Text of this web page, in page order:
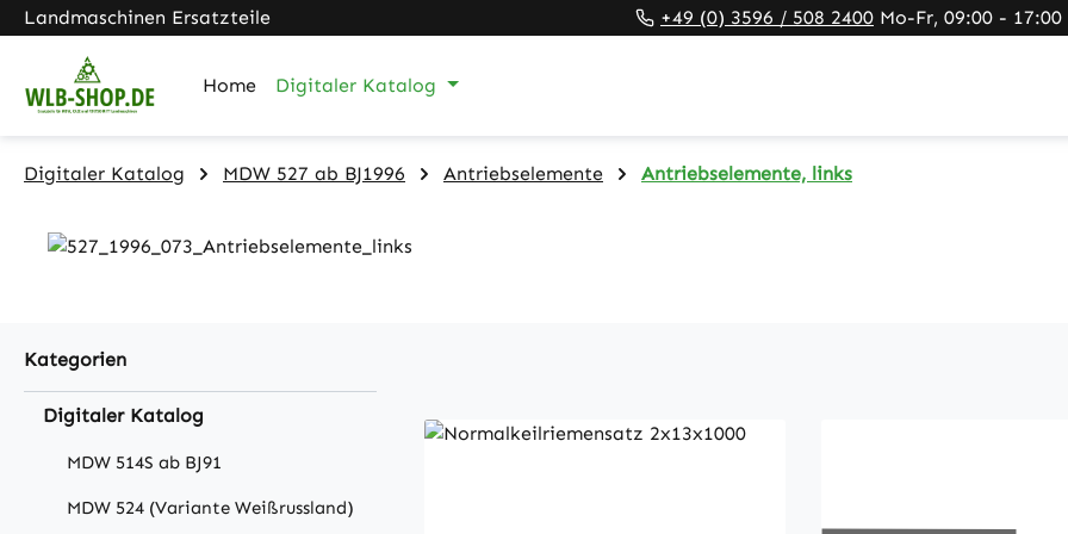
Hauptinhalt springen
Zur Suche springen
Zur Hauptnavigation springen
Landmaschinen Ersatzteile +49 (0) 3596 / 508 2400 Mo-Fr, 09:00 - 17:00
Home Digitaler Katalog
Digitaler Katalog MDW 527 ab BJ1996 Antriebselemente Antriebselemente, links
Kategorien
Digitaler Katalog
MDW 514S ab BJ91
MDW 524 (Variante Weißrussland)